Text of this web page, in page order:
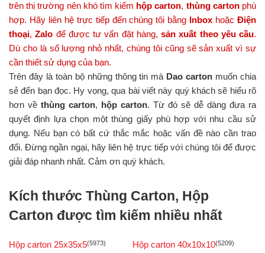
trên thị trường nên khó tìm kiếm hộp carton, thùng cartonphù
hợp. Hãy liên hệ trực tiếp đến chúng tôi bằng Inbox hoặcĐiện
thoại,Zalo để được tư vấn đặt hàng, sản xuất theo yêu cầu.
Dù cho là số lượng nhỏ nhất, chúng tôi cũng sẽ sản xuất vì sự
cần thiết sử dụng của bạn.
Trên đây là toàn bộ những thông tin mà Dao carton muốn chia
sẻ đến bạn đọc. Hy vọng, qua bài viết này quý khách sẽ hiểu rõ
hơn về thùng carton, hộp carton. Từ đó sẽ dễ dàng đưa ra
quyết định lựa chọn một thùng giấy phù hợp với nhu cầu sử
dụng. Nếu bạn có bất cứ thắc mắc hoặc vấn đề nào cần trao
đổi. Đừng ngần ngại, hãy liên hệ trực tiếp với chúng tôi để được
giải đáp nhanh nhất. Cảm ơn quý khách.
Kích thước Thùng Carton, Hộp
Carton được tìm kiếm nhiều nhất
Hộp carton 25x35x5(5973) Hộp carton 40x10x10(5209)